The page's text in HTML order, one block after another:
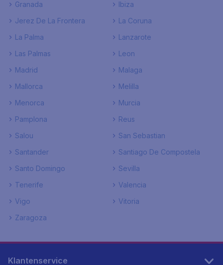
Granada
Ibiza
Jerez De La Frontera
La Coruna
La Palma
Lanzarote
Las Palmas
Leon
Madrid
Malaga
Mallorca
Melilla
Menorca
Murcia
Pamplona
Reus
Salou
San Sebastian
Santander
Santiago De Compostela
Santo Domingo
Sevilla
Tenerife
Valencia
Vigo
Vitoria
Zaragoza
Klantenservice